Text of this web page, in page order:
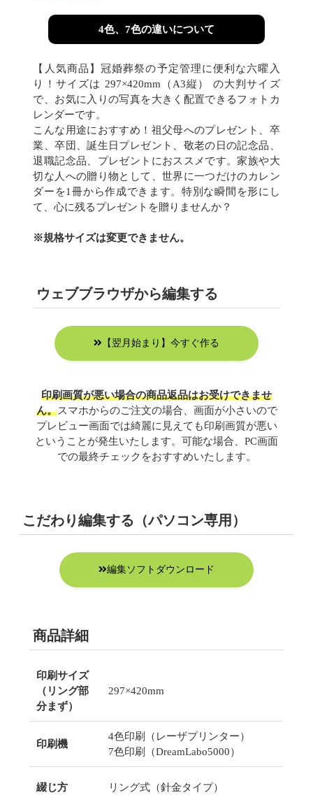
4色、7色の違いについて
【人気商品】冠婚葬祭の予定管理に便利な六曜入
り！サイズは 297×420mm（A3縦） の大判サイズ
で、お気に入りの写真を大きく配置できるフォトカ
レンダーです。
こんな用途におすすめ！祖父母へのプレゼント、卒
業、卒団、誕生日プレゼント、敬老の日の記念品、
退職記念品、プレゼントにおススメです。家族や大
切な人への贈り物として、世界に一つだけのカレン
ダーを1冊から作成できます。特別な瞬間を形にし
て、心に残るプレゼントを贈りませんか？
※規格サイズは変更できません。
ウェブブラウザから編集する
【翌月始まり】今すぐ作る
印刷画質が悪い場合の商品返品はお受けできませ
ん。スマホからのご注文の場合、画面が小さいので
プレビュー画面では綺麗に見えても印刷画質が悪い
ということが発生いたします。可能な場合、PC画面
での最終チェックをおすすめいたします。
こだわり編集する（パソコン専用）
編集ソフトダウンロード
商品詳細
印刷サイズ
（リング部
分まず）
297×420mm
印刷機
4色印刷（レーザプリンター）
7色印刷（DreamLabo5000）
綴じ方 リング式（針金タイプ）